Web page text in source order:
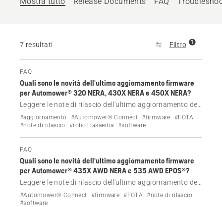
7 resultati Filtro 1
FAQ
Quali sono le novità dell'ultimo aggiornamento firmware
per Automower® 320 NERA, 430X NERA e 450X NERA?
Leggere le note di rilascio dell'ultimo aggiornamento del
firmware per Husqvarna Automower® 320 NERA, 430X
NERA e 450X NERA.
#aggiornamento #Automower® Connect #firmware
#FOTA
#note di rilascio
#robot rasaerba #software
FAQ
Quali sono le novità dell'ultimo aggiornamento firmware
per Automower® 435X AWD NERA e 535 AWD EPOS®?
Leggere le note di rilascio dell'ultimo aggiornamento del
firmware per Automower® 435X AWD NERA e 535 AWD
EPOS® Husqvarna
#Automower® Connect #firmware #FOTA #note di rilascio
#software